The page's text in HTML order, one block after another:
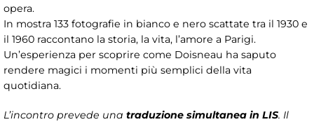
opera.
In mostra 133 fotografie in bianco e nero scattate tra il 1930 e
il 1960 raccontano la storia, la vita, l’amore a Parigi.
Un’esperienza per scoprire come Doisneau ha saputo
rendere magici i momenti più semplici della vita
quotidiana.
L’incontro prevede una traduzione simultanea in LIS. Il